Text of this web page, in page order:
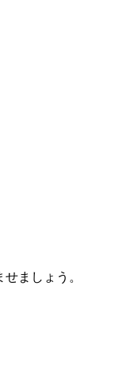
ましょう。